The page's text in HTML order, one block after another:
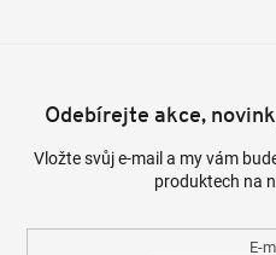
Odebírejte akce,
Vložte svůj e-mail a my vám
produktech na
E-